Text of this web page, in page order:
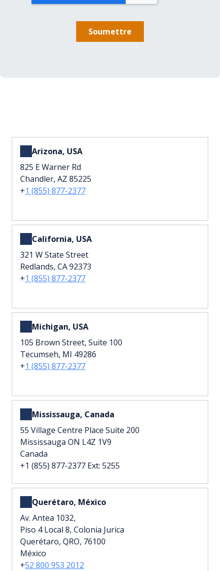
Arizona, USA
825 E Warner Rd
Chandler, AZ 85225
+1 (855) 877-2377
California, USA
321 W State Street
Redlands, CA 92373
+1 (855) 877-2377
Michigan, USA
105 Brown Street, Suite 100
Tecumseh, MI 49286
+1 (855) 877-2377
Mississauga, Canada
55 Village Centre Place Suite 200
Mississauga ON L4Z 1V9
Canada
+1 (855) 877-2377 Ext: 5255
Querétaro, México
Av. Antea 1032,
Piso 4 Local 8, Colonia Jurica
Querétaro, QRO, 76100
México
+52 800 953 2012